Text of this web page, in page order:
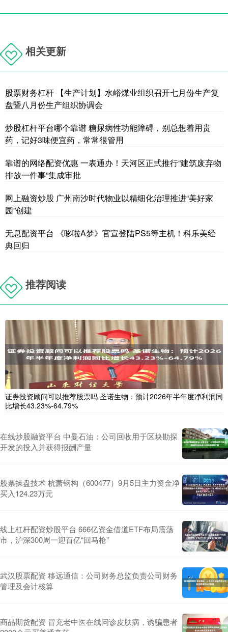
相关更新
股票财务杠杆 【生产计划】水峪煤业组织召开七月份生产复
盘暨八月份生产组织协调会
炒股杠杆平台哪个靠谱 糖尿病性功能障碍，别总想着用贵
药，记好3味便宜药，常常很管用
靠谱的网络配资优惠 一表通办！天河区正式推行“建筑废弃物
排放一件事”集成审批
网上融资炒股 广州南沙时代物业以精细化治理推进“美好家
园”创建
无息配资平台 《哆啦A梦》官宣登陆PS5等主机！科乐美经
典回归
推荐阅读
证券投资顾问可以推荐股票吗 圣诺生物：预计2026年半年度净利润同
比增长43.23%-64.79%
在线炒股融资平台 中曼石油：公司回收用于区块勘探
开发的投入并获得报酬产量
股票操盘技术 杭萧钢构（600477）9月5日主力资金净
买入124.23万元
线上杠杆配资炒股平台 666亿资金借道ETF布局震荡
市，沪深300周一迎百亿“回马枪”
武汉股票配资 移远通信：公司财务总监负责公司财务
管理及会计核算
商品期货配资 冒充老中医在线问诊皮肤病，诱骗患者